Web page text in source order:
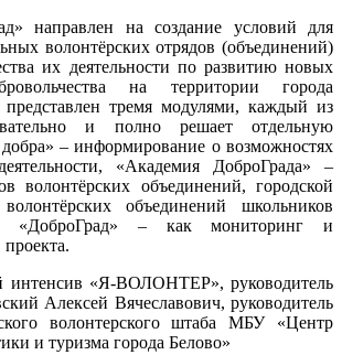
направлен на создание условий для
волонтёрских отрядов (объединений)
их деятельности по развитию новых
на территории города
тремя модулями, каждый из
и полно решает отдельную
– информирование о возможностях
«Академия ДоброГрада» –
волонтёрских объединений, городской
объединений школьников
«ДоброГрад» – как мониторинг и
интенсив «Я-ВОЛОНТЕР», руководитель
Алексей Вячеславович, руководитель
волонтерского штаба МБУ «Центр
и туризма города Белово»